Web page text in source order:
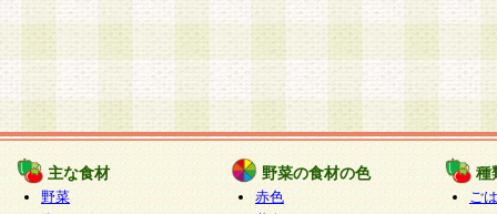
主な食材
野菜
野菜の食材の色
赤色
種
ご